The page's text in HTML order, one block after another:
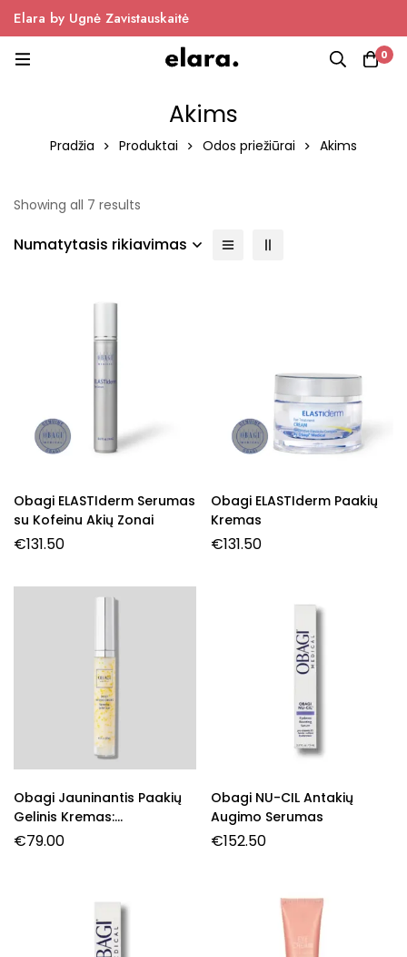
Elara by Ugnė Zavistauskaitė
0
Akims
Pradžia Produktai Odos priežiūrai Akims
Showing all 7 results
Numatytasis rikiavimas
Obagi ELASTIderm Serumas
su Kofeinu Akių Zonai
€131.50
Obagi ELASTIderm Paakių
Kremas
€131.50
Obagi Jauninantis Paakių
Gelinis Kremas:
Jaunatviškas Spindesys
€79.00
Obagi NU-CIL Antakių
Augimo Serumas
€152.50